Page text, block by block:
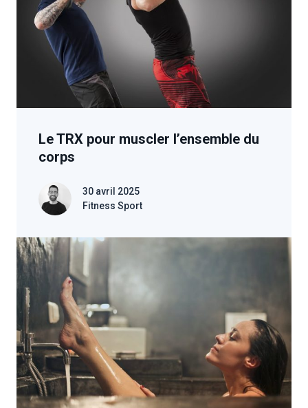
Le TRX pour muscler l’ensemble du
corps
30 avril 2025
Fitness Sport